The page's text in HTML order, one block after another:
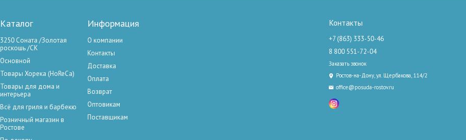
Каталог
3250 Соната /Золотая
роскошь /СК
Основной
Товары Хорека (HoReCa)
Товары для дома и
интерьера
Всё для гриля и барбекю
Розничный магазин в
Ростове
Информация
О компании
Контакты
Доставка
Оплата
Возврат
Оптовикам
Поставщикам
Контакты
+7 (863) 333-50-46
8 800 551-72-04
Заказать звонок
Ростов-на-Дону, ул. Щербакова, 114/2
office@posuda-rostov.ru